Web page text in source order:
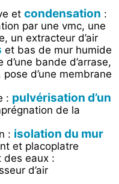
et condensation :
par une vmc, une
un extracteur d’air
et bas de mur humide
bande d’arrase,
d’une membrane
: pulvérisation d’un
de la
: isolation du mur
et placoplatre
des eaux :
d’air